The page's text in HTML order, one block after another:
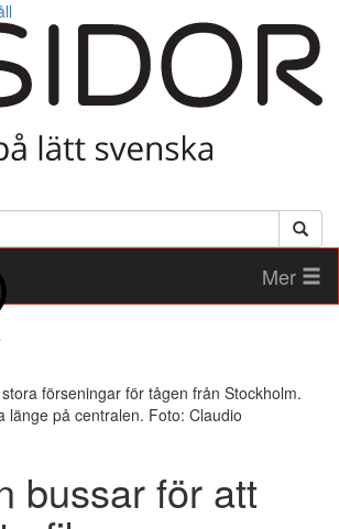
Mer
förseningar för tågen från Stockholm.
länge på centralen. Foto: Claudio
bussar för att